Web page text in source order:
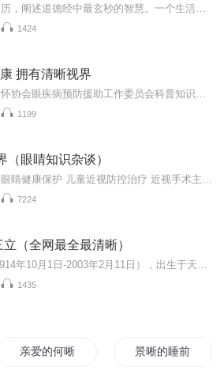
1424
拥有清晰视界
1199
（眼睛知识杂谈）
7224
（全网最全最清晰）
1435
亲爱的何晰同学 景晰的睡前故事